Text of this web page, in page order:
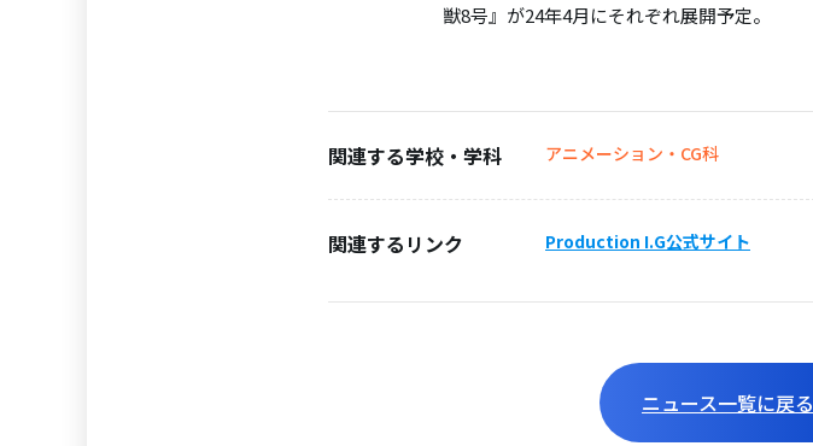
獣8号』が24年4月にそれぞれ展開予定。
関連する学校・学科 アニメーション・CG科
関連するリンク Production I.G公式サイト
ニュース一覧に戻る